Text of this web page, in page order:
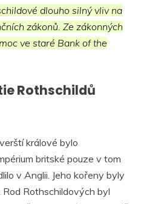
dlouho silný vliv na
zákonů. Ze zákonných
ve staré Bank of the
Rothschildů
králové bylo
britské pouze v tom
v Anglii. Jeho kořeny byly
Rothschildových byl